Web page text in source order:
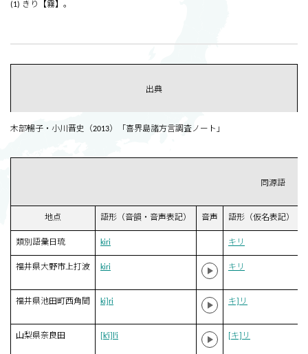
(1) きり【霧】。
出典
木部暢子・小川晋史（2013）「喜界島諸方言調査ノート」
同源語
地点 語形（音韻・音声表記） 音声 語形（仮名表記）
類別語彙日琉 kiri キリ
福井県大野市上打波 kiri キリ
福井県池田町西角間 ki]ri キ]リ
山梨県奈良田 [kʲi]lʲi [キ]リ